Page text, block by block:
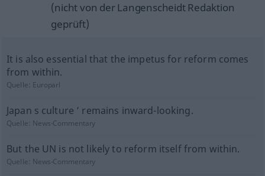
(nicht von der Langenscheidt Redaktion
geprüft)
It is also essential that the impetus for reform comes
from within.
Quelle: Europarl
Japan s culture ’ remains inward-looking.
Quelle: News-Commentary
But the UN is not likely to reform itself from within.
Quelle: News-Commentary